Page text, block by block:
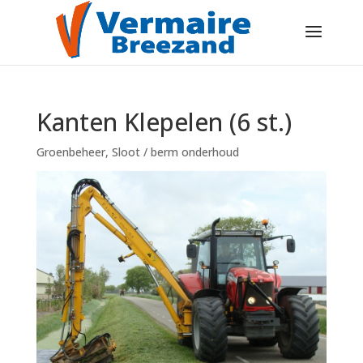
Kanten Klepelen (6 st.)
Groenbeheer, Sloot / berm onderhoud